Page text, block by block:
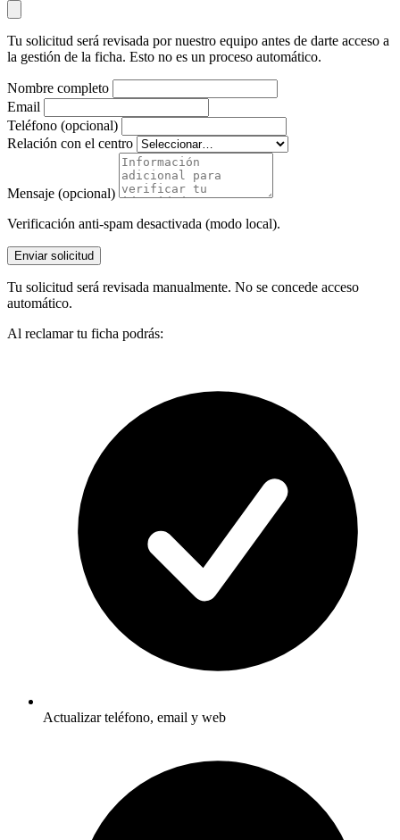
Tu solicitud será revisada por nuestro equipo antes de darte acceso a
la gestión de la ficha. Esto no es un proceso automático.
Nombre completo
Email
Teléfono (opcional)
Relación con el centro
Mensaje (opcional)
Verificación anti-spam desactivada (modo local).
Enviar solicitud
Tu solicitud será revisada manualmente. No se concede acceso
automático.
Al reclamar tu ficha podrás:
Actualizar teléfono, email y web